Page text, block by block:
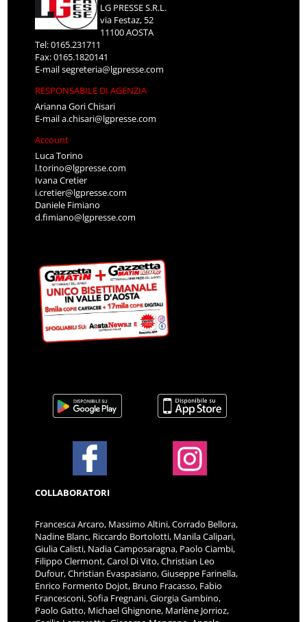
LG PRESSE S.R.L.
via Festaz, 52
11100 AOSTA
Tel: 0165.231711
Fax: 0165.1820141
E-mailsegreteria@lgpresse.com
RESPONSABILE DI AGENZIA
Arianna Gori Chisari
E-maila.chisari@lgpresse.com
Account
Luca Torino
l.torino@lgpresse.com
Ivana Cretier
i.cretier@lgpresse.com
Daniele Fimiano
d.fimiano@lgpresse.com
COLLABORATORI
Francesca Arcaro, Massimo Altini, Corrado Bellora,
Nadine Blanc, Riccardo Bortolotti, Manila Calipari,
Giulia Calisti, Nadia Camposaragna, Paolo Ciambi,
Filippo Clermont, Carol Di Vito, Christian Leo
Dufour, Christian Evaspasiano, Giuseppe Farinella,
Enrico Formento Dojot, Bruno Fracasso, Fabio
Francesconi, Sofia Fregnani, Giorgia Gambino,
Paolo Gatto, Michael Ghignone, Marlène Jorrioz,